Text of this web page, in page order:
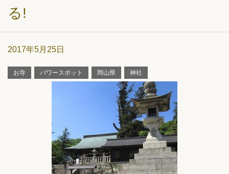
る!
2017年5月25日
お寺 パワースポット 岡山県 神社